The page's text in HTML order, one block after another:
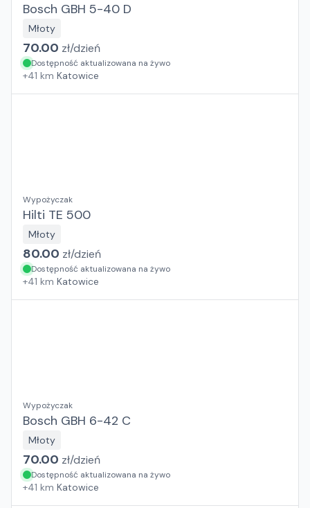
Bosch GBH 5-40 D
Młoty
70.00 zł/dzień
Dostępność aktualizowana na żywo
+41 km Katowice
Wypożyczak
Hilti TE 500
Młoty
80.00 zł/dzień
Dostępność aktualizowana na żywo
+41 km Katowice
Wypożyczak
Bosch GBH 6-42 C
Młoty
70.00 zł/dzień
Dostępność aktualizowana na żywo
+41 km Katowice